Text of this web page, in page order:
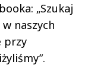
„Szukaj
naszych
przy